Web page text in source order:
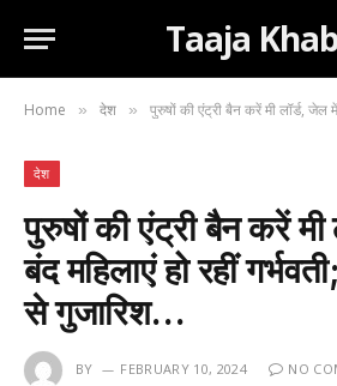
Taaja
Home » देश » पुरुषों की एंट्री बैन करें मी लॉर्ड, जेल में बंद
देश
पुरुषों की एंट्री बैन करें
बंद महिलाएं हो रहीं
से गुजारिश…
BY FEBRUARY 10, 2024 NO